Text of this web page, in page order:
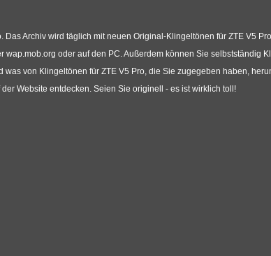
Archiv wird täglich mit neuen Original-Klingeltönen für ZTE V5
oder auf den PC. Außerdem können Sie selbstständig
von Klingeltönen für ZTE V5 Pro, die Sie zugegeben haben,
Website entdecken. Seien Sie originell - es ist wirklich toll!